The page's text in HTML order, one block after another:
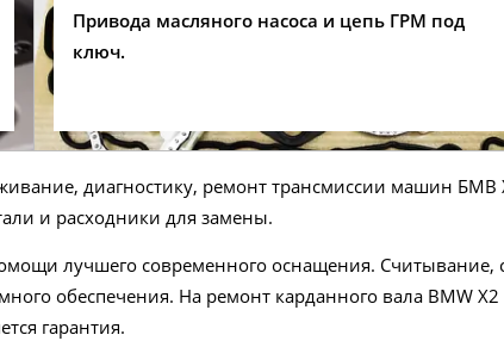
Привода масляного насоса и цепь ГРМ под
ключ.
диагностику, ремонт трансмиссии машин
и расходники для замены.
лучшего современного оснащения. Считывание,
обеспечения. На ремонт карданного вала BMW
гарантия.